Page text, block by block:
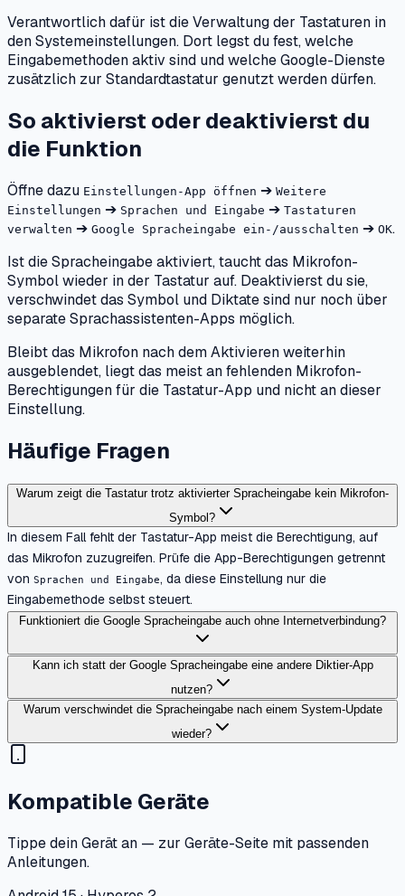
Verantwortlich dafür ist die Verwaltung der Tastaturen in
den Systemeinstellungen. Dort legst du fest, welche
Eingabemethoden aktiv sind und welche Google-Dienste
zusätzlich zur Standardtastatur genutzt werden dürfen.
So aktivierst oder deaktivierst du
die Funktion
Öffne dazu Einstellungen-App öffnen ➔ Weitere
Einstellungen ➔ Sprachen und Eingabe ➔ Tastaturen
verwalten ➔ Google Spracheingabe ein-/ausschalten ➔ OK.
Ist die Spracheingabe aktiviert, taucht das Mikrofon-
Symbol wieder in der Tastatur auf. Deaktivierst du sie,
verschwindet das Symbol und Diktate sind nur noch über
separate Sprachassistenten-Apps möglich.
Bleibt das Mikrofon nach dem Aktivieren weiterhin
ausgeblendet, liegt das meist an fehlenden Mikrofon-
Berechtigungen für die Tastatur-App und nicht an dieser
Einstellung.
Häufige Fragen
Warum zeigt die Tastatur trotz aktivierter Spracheingabe kein Mikrofon-
Symbol?
In diesem Fall fehlt der Tastatur-App meist die Berechtigung, auf
das Mikrofon zuzugreifen. Prüfe die App-Berechtigungen getrennt
von Sprachen und Eingabe, da diese Einstellung nur die
Eingabemethode selbst steuert.
Funktioniert die Google Spracheingabe auch ohne Internetverbindung?
Kann ich statt der Google Spracheingabe eine andere Diktier-App
nutzen?
Warum verschwindet die Spracheingabe nach einem System-Update
wieder?
Kompatible Geräte
Tippe dein Gerät an — zur Geräte-Seite mit passenden
Anleitungen.